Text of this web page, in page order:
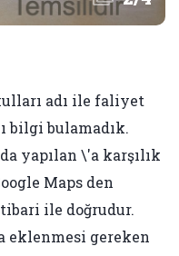
adı ile faliyet
bilgi bulamadık.
yapılan \'a karşılık
Maps den
ile doğrudur.
eklenmesi gereken